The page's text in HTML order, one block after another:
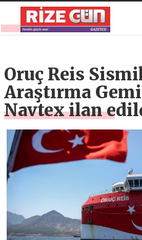
Oruç Reis
Araştırma
Navtex ilan